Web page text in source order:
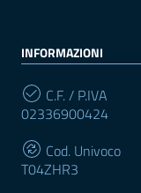
INFORMAZIONI
C.F. / P.IVA
02336900424
Cod. Univoco
T04ZHR3